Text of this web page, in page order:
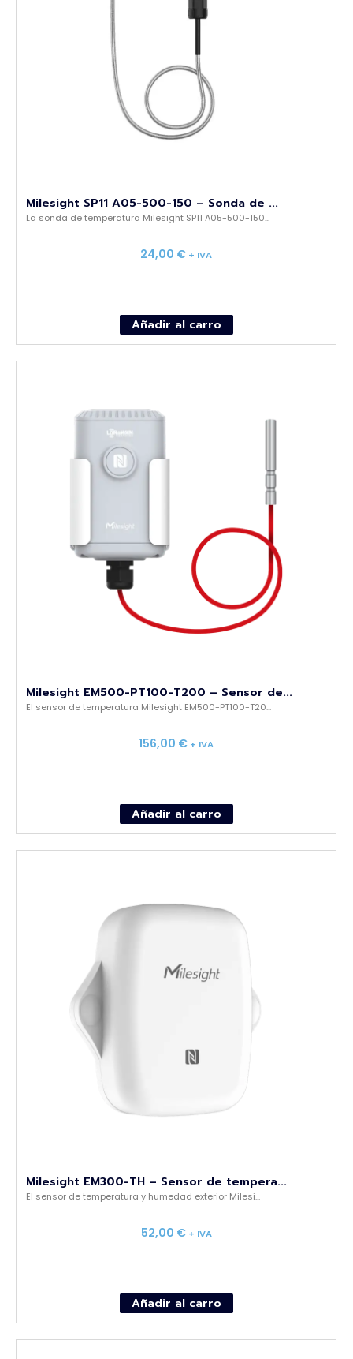
Milesight SP11 A05-500-150 – Sonda de ...
La sonda de temperatura Milesight SP11 A05-500-150...
24,00 € + IVA
Añadir al carro
Milesight EM500-PT100-T200 – Sensor de...
El sensor de temperatura Milesight EM500-PT100-T20...
156,00 € + IVA
Añadir al carro
Milesight EM300-TH – Sensor de tempera...
El sensor de temperatura y humedad exterior Milesi...
52,00 € + IVA
Añadir al carro